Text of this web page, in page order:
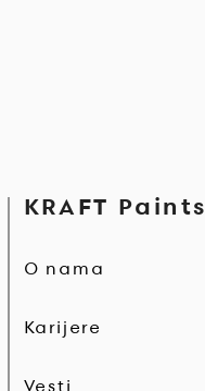
KRAFT Paints
O nama
Karijere
Vesti